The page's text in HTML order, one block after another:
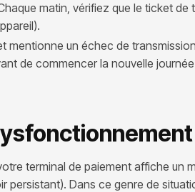
matin, vérifiez que le ticket
mentionne un échec de
de commencer la nouvelle journée
terminal de paiement affiche un
persistant). Dans ce genre de